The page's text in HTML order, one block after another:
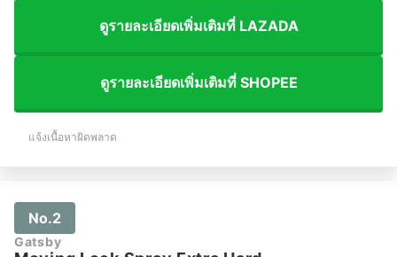
ดูรายละเอียดเพิ่มเติมที่ LAZADA
ดูรายละเอียดเพิ่มเติมที่ SHOPEE
แจ้งเนื้อหาผิดพลาด
No.2
Gatsby